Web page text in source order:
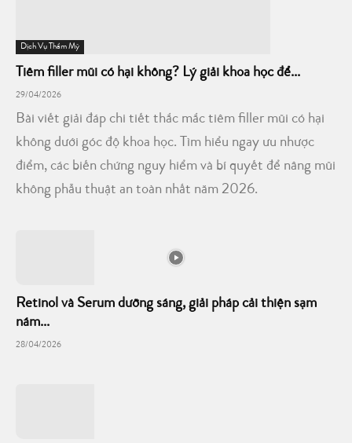
Dịch Vụ Thẩm Mỹ
Tiêm filler mũi có hại không? Lý giải khoa học để...
29/04/2026
Bài viết giải đáp chi tiết thắc mắc tiêm filler mũi có hại
không dưới góc độ khoa học. Tìm hiểu ngay ưu nhược
điểm, các biến chứng nguy hiểm và bí quyết để nâng mũi
không phẫu thuật an toàn nhất năm 2026.
Retinol và Serum dưỡng sáng, giải pháp cải thiện sạm
nám...
28/04/2026